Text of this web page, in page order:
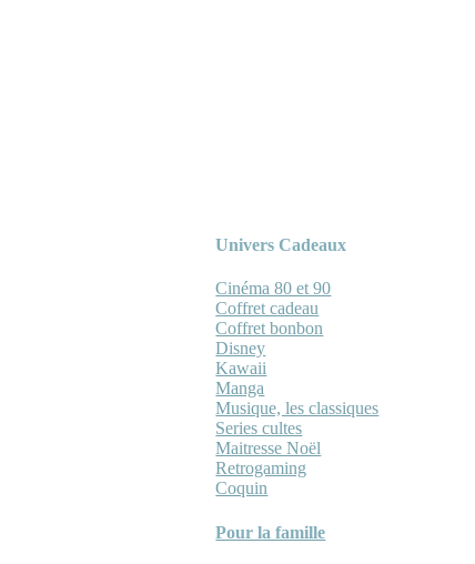
Univers Cadeaux
Cinéma 80 et 90
Coffret cadeau
Coffret bonbon
Disney
Kawaii
Manga
Musique, les classiques
Series cultes
Maitresse Noël
Retrogaming
Coquin
Pour la famille